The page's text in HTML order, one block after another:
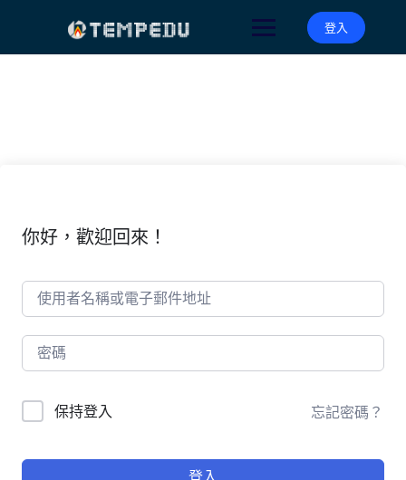
登入
你好，歡迎回來！
保持登入 忘記密碼？
登入